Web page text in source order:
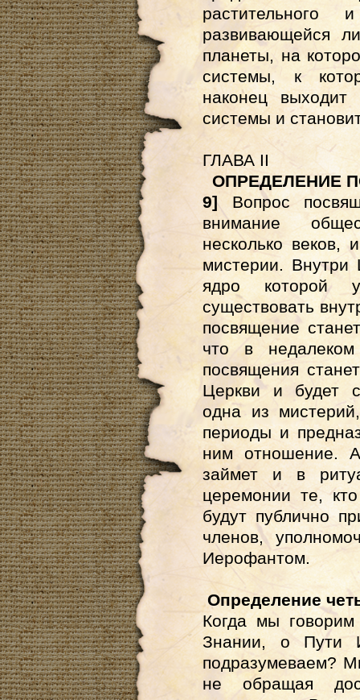
развивающейся
планеты, на
системы, к
наконец
системы и
ГЛАВА II
ОПРЕДЕЛЕНИЕ
9]Вопрос
внимание
несколько веков,
мистерии. Внутри
ядро которой
существовать
посвящение
что в
посвящения
Церкви и будет
одна из
периоды и
ним отношение.
займет и в
церемонии те,
будут публично
членов,
Иерофантом.
Определение
Когда мы
Знании, о Пути
подразумеваем?
не обращая